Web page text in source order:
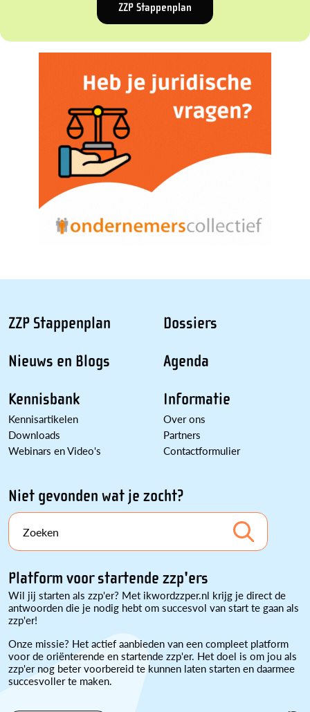
ZZP Stappenplan
ZZP Stappenplan
Nieuws en Blogs
Kennisbank
Kennisartikelen
Downloads
Webinars en Video's
Dossiers
Agenda
Informatie
Over ons
Partners
Contactformulier
Niet gevonden wat je zocht?
Zoeken
Platform voor startende zzp'ers
Wil jij starten als zzp'er? Met ikwordzzper.nl krijg je direct de
antwoorden die je nodig hebt om succesvol van start te gaan als
zzp'er!
Onze missie? Het actief aanbieden van een compleet platform
voor de oriënterende en startende zzp'er. Het doel is om jou als
zzp'er nog beter voorbereid te kunnen laten starten en daarmee
succesvoller te maken.